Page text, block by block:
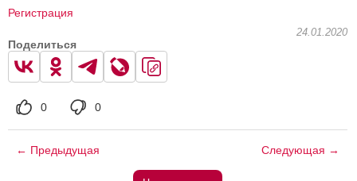
Регистрация
24.01.2020
Поделиться
0 0
← Предыдущая Следующая →